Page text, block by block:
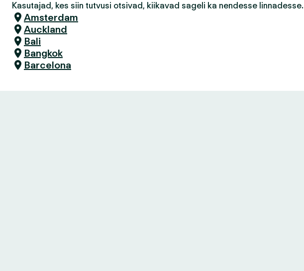
Kasutajad, kes siin tutvusi otsivad, kiikavad sageli ka nendesse linnadesse.
Amsterdam
Auckland
Bali
Bangkok
Barcelona